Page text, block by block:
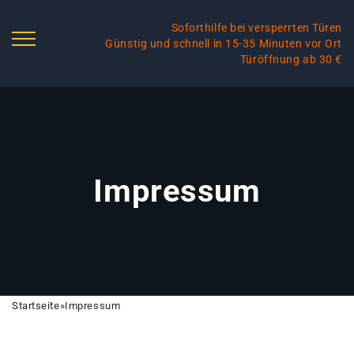
Soforthilfe bei versperrten Türen
Günstig und schnell in 15-35 Minuten vor Ort
Türöffnung ab 30 €
Impressum
Startseite»Impressum